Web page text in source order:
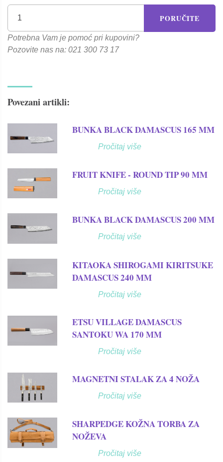
PORUČITE
Potrebna Vam je pomoć pri kupovini?
Pozovite nas na: 021 300 73 17
Povezani artikli:
BUNKA BLACK DAMASCUS 165 MM
Pročitaj više
FRUIT KNIFE - ROUND TIP 90 MM
Pročitaj više
BUNKA BLACK DAMASCUS 200 MM
Pročitaj više
KITAOKA SHIROGAMI KIRITSUKE
DAMASCUS 240 MM
Pročitaj više
ETSU VILLAGE DAMASCUS
SANTOKU WA 170 MM
Pročitaj više
MAGNETNI STALAK ZA 4 NOŽA
Pročitaj više
SHARPEDGE KOŽNA TORBA ZA
NOŽEVA
Pročitaj više